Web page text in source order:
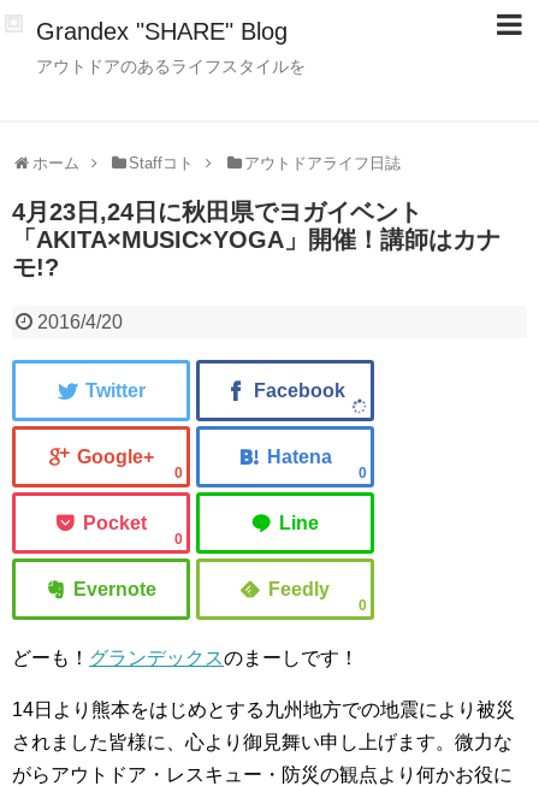
Grandex "SHARE" Blog
アウトドアのあるライフスタイルを
ホーム Staffコト アウトドアライフ日誌
4月23日,24日に秋田県でヨガイベント
「AKITA×MUSIC×YOGA」開催！講師はカナ
モ!?
2016/4/20
0 0
0
0
どーも！ グランデックスのまーしです！
14日より熊本をはじめとする九州地方での地震により被災
されました皆様に、心より御見舞い申し上げます。微力な
がらアウトドア・レスキュー・防災の観点より何かお役に